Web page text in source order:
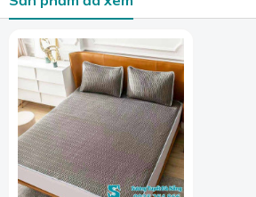
nhiều vật phẩm khác.